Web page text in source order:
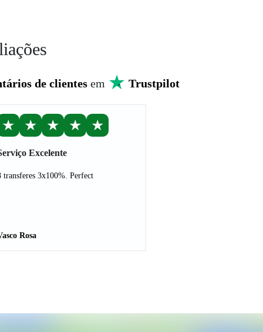
de clientesem Trustpilot
★ ★ ★ ★ ★
Excelente
transferes 3x100%. Perfect
Rosa